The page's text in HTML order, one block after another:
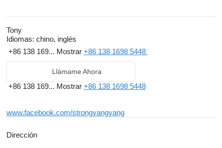
Tony
Idiomas: chino, inglés
+86 138 169... Mostrar +86 138 1698 5448
Llámame Ahora
+86 138 169... Mostrar +86 138 1698 5448
www.facebook.com/strongyangyang
Dirección